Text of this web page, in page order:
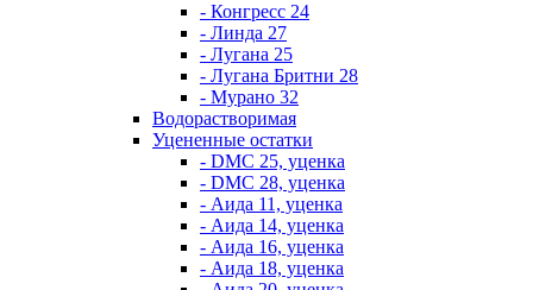
- Конгресс 24
- Линда 27
- Лугана 25
- Лугана Бритни 28
- Мурано 32
Водорастворимая
Уцененные остатки
- DMC 25, уценка
- DMC 28, уценка
- Аида 11, уценка
- Аида 14, уценка
- Аида 16, уценка
- Аида 18, уценка